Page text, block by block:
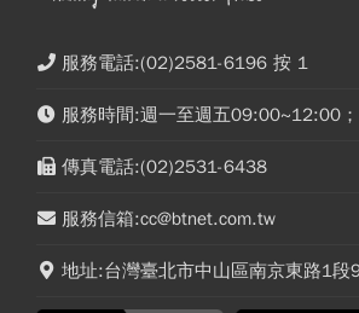
服務電話:(02)2581-6196 按 1
服務時間:週一至週五09:00~12:00
傳真電話:(02)2531-6438
服務信箱:cc@btnet.com.tw
地址:台灣臺北市中山區南京東路1